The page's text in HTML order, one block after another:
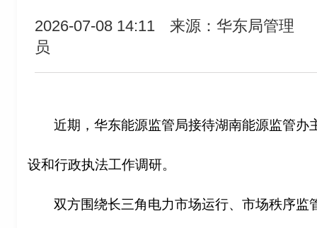
2026-07-08 14:11
来源：华东局管理
员
近期，华东能源监管局接待湖南能源监管办
设和行政执法工作调研。
双方围绕长三角电力市场运行、市场秩序监